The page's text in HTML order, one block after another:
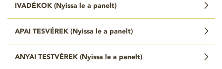
IVADÉKOK ( Nyissa le a panelt)
APAI TESVÉREK ( Nyissa le a panelt)
ANYAI TESTVÉREK ( Nyissa le a panelt)